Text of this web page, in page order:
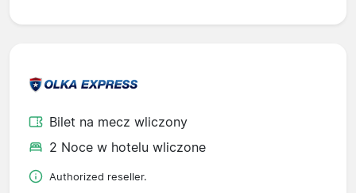
Bilet na mecz wliczony
2 Noce w hotelu wliczone
Authorized reseller.